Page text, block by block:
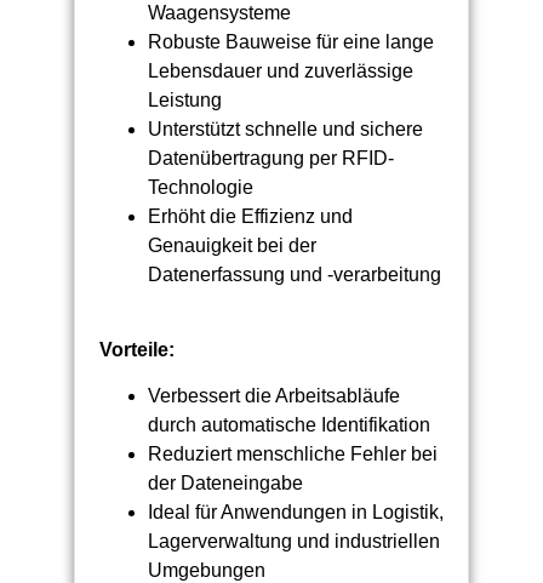
Waagensysteme
Robuste Bauweise für eine lange
Lebensdauer und zuverlässige
Leistung
Unterstützt schnelle und sichere
Datenübertragung per RFID-
Technologie
Erhöht die Effizienz und
Genauigkeit bei der
Datenerfassung und -verarbeitung
Vorteile:
Verbessert die Arbeitsabläufe
durch automatische Identifikation
Reduziert menschliche Fehler bei
der Dateneingabe
Ideal für Anwendungen in Logistik,
Lagerverwaltung und industriellen
Umgebungen